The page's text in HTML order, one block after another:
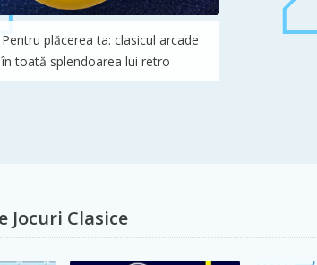
Pentru plăcerea ta: clasicul arcade
în toată splendoarea lui retro
Jocuri Clasice